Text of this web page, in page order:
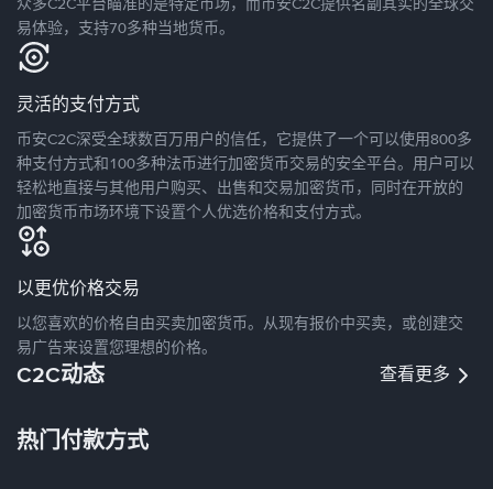
易体验，支持70多种当地货币。
灵活的支付方式
币安C2C深受全球数百万用户的信任，它提供了一个可以使用800多
种支付方式和100多种法币进行加密货币交易的安全平台。用户可以
轻松地直接与其他用户购买、出售和交易加密货币，同时在开放的
加密货币市场环境下设置个人优选价格和支付方式。
以更优价格交易
以您喜欢的价格自由买卖加密货币。从现有报价中买卖，或创建交
易广告来设置您理想的价格。
C2C动态 查看更多
热门付款方式